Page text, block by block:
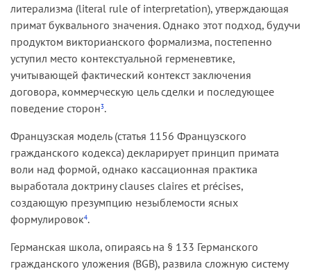
литерализма (literal rule of interpretation), утверждающая
примат буквального значения. Однако этот подход, будучи
продуктом викторианского формализма, постепенно
уступил место контекстуальной герменевтике,
учитывающей фактический контекст заключения
договора, коммерческую цель сделки и последующее
поведение сторон3.
Французская модель (статья 1156 Французского
гражданского кодекса) декларирует принцип примата
воли над формой, однако кассационная практика
выработала доктрину clauses claires et précises,
создающую презумпцию незыблемости ясных
формулировок4.
Германская школа, опираясь на § 133 Германского
гражданского уложения (BGB), развила сложную систему